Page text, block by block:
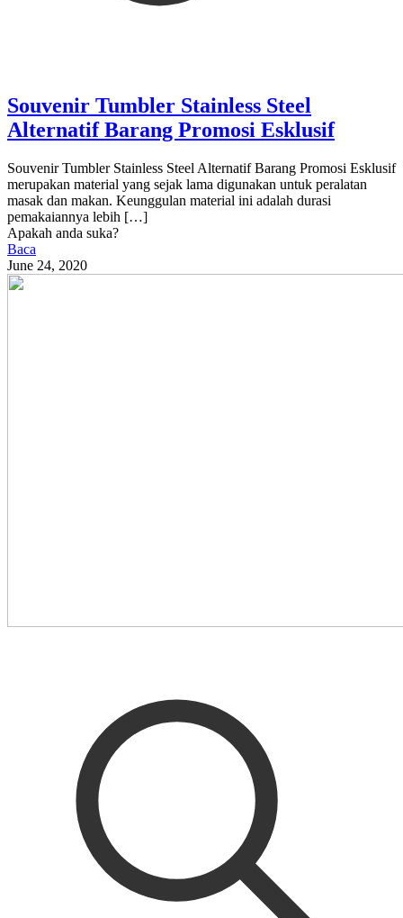
Souvenir Tumbler Stainless Steel
Alternatif Barang Promosi Esklusif
Souvenir Tumbler Stainless Steel Alternatif Barang Promosi Esklusif
merupakan material yang sejak lama digunakan untuk peralatan
masak dan makan. Keunggulan material ini adalah durasi
pemakaiannya lebih […]
Apakah anda suka?
Baca
June 24, 2020